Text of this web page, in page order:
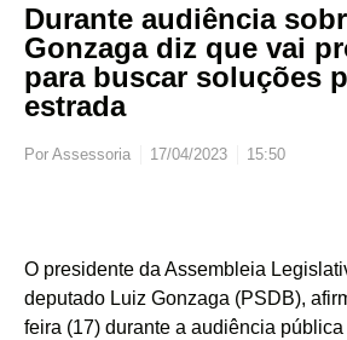
Durante audiência
Gonzaga diz que vai
para buscar soluções
estrada
Por Assessoria 17/04/2023 15:50
O presidente da Assembleia
deputado Luiz Gonzaga (PSDB),
feira (17) durante a audiência